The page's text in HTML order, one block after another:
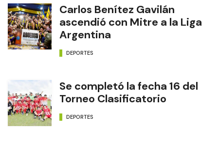
Carlos Benítez Gavilán
ascendió con Mitre a la Liga
Argentina
DEPORTES
Se completó la fecha 16 del
Torneo Clasificatorio
DEPORTES